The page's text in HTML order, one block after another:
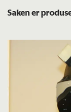
Saken er